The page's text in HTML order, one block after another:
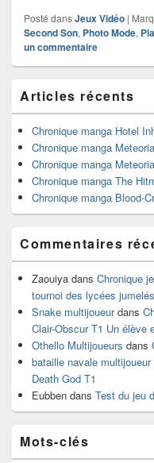
Posté dansJeux Vidéo |
Second Son, Photo Mode,
un commentaire
principale
de
widget
pour
barre
latérale
Articles récents
Chronique manga Hotel
Chronique manga
Chronique manga
Chronique manga The
Chronique manga Blood-
Commentaires
Zaouiya dans Chronique
tournoi des lycées jumelés
Snake multijoueurdans
Clair-Obscur T1 Un élève
Othello Multijoueurs dans
bataille navale multijoueur
Death God T1
Eubben dans Test du jeu
Mots-clés